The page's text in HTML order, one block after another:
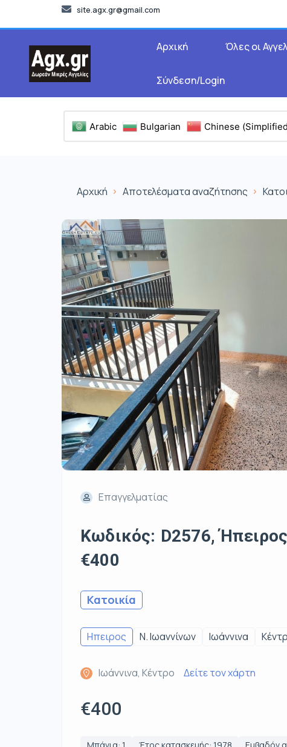
site.agx.gr@gmail.com
Αρχική Όλες οι
Σύνδεση/Login
Arabic Bulgarian Chinese
Αρχική Αποτελέσματα αναζήτησης
Επαγγελματίας
Κωδικός: D2576,
€400
Κατοικία
Ηπειρος Ν. Ιωαννίνων Ιωάννινα
Ιωάννινα, Κέντρο Δείτε τον χάρτη
€400